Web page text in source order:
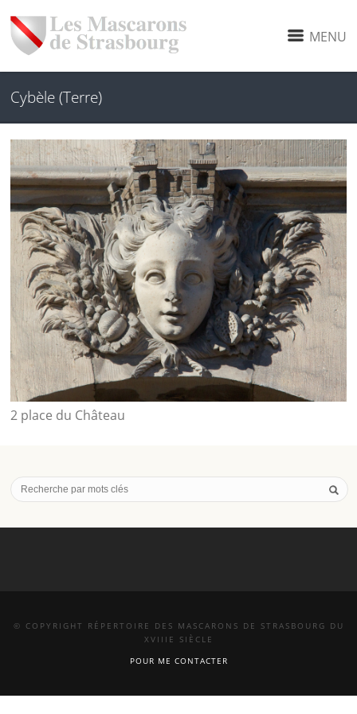
MENU
Cybèle (Terre)
2 place du Château
© COPYRIGHT RÉPERTOIRE DES MASCARONS DE STRASBOURG DU
XVIIIE SIÈCLE
POUR ME CONTACTER